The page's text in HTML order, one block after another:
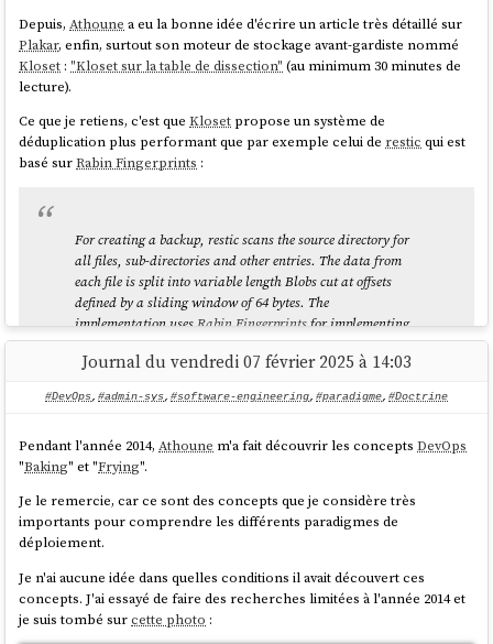
Depuis,Athoune a eu la bonne idée d'écrire un article très détaillé sur
Plakar, enfin, surtout son moteur de stockage avant-gardiste nommé
Kloset :"Kloset sur la table de dissection" (au minimum 30 minutes de
lecture).
Ce que je retiens, c'est queKloset propose un système de
déduplication plus performant que par exemple celui de restic qui est
basé surRabin Fingerprints :
For creating a backup, restic scans the source directory for
all files, sub-directories and other entries. The data from
each file is split into variable length Blobs cut at offsets
defined by a sliding window of 64 bytes. The
implementation uses Rabin Fingerprintsfor implementing
this Content Defined Chunking (CDC). An irreducible
polynomial is selected at random and saved in the file
attacks are much harder.
Files smaller than 512 KiB are not split, Blobs are of 512
KiB to 8 MiB in size. The implementation aims for 1 MiB
For modified files, only modified Blobs have to be saved in
a subsequent backup. This even works if bytes are inserted
source
Journal du vendredi 07 février 2025 à 14:03
#DevOps, #admin-sys, #software-engineering, #paradigme, #Doctrine
Pendant l'année 2014,Athoune m'a fait découvrir les conceptsDevOps
"Baking" et "Frying".
Je le remercie, car ce sont des concepts que je considère très
importants pour comprendre les différents paradigmes de
déploiement.
Je n'ai aucune idée dans quelles conditions il avait découvert ces
concepts. J'ai essayé de faire des recherches limitées à l'année 2014 et
je suis tombé surcette photo :